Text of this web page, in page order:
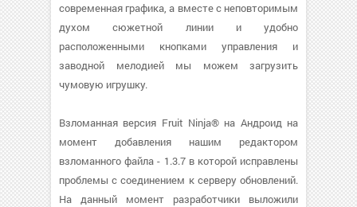
современная графика, а вместе с неповторимым
духом сюжетной линии и удобно
расположенными кнопками управления и
заводной мелодией мы можем загрузить
чумовую игрушку.
Взломанная версия Fruit Ninja® на Андроид на
момент добавления нашим редактором
взломанного файла - 1.3.7 в которой исправлены
проблемы с соединением к серверу обновлений.
На данный момент разработчики выложили